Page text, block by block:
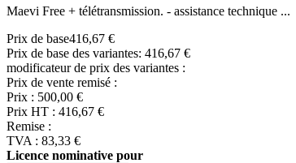
Maevi Free + télétransmission. - assistance technique ...
Prix de base416,67 €
Prix de base des variantes: 416,67 €
modificateur de prix des variantes :
Prix de vente remisé :
Prix : 500,00 €
Prix HT : 416,67 €
Remise :
TVA : 83,33 €
Licence nominative pour